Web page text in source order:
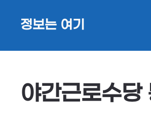
정보는 여기
야간근로수당